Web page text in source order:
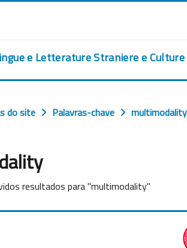
e Letterature Straniere e
do site Palavras-chave multimodality
resultados para "multimodality"